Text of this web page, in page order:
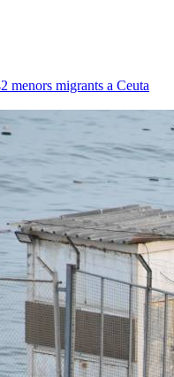
menors migrants a Ceuta